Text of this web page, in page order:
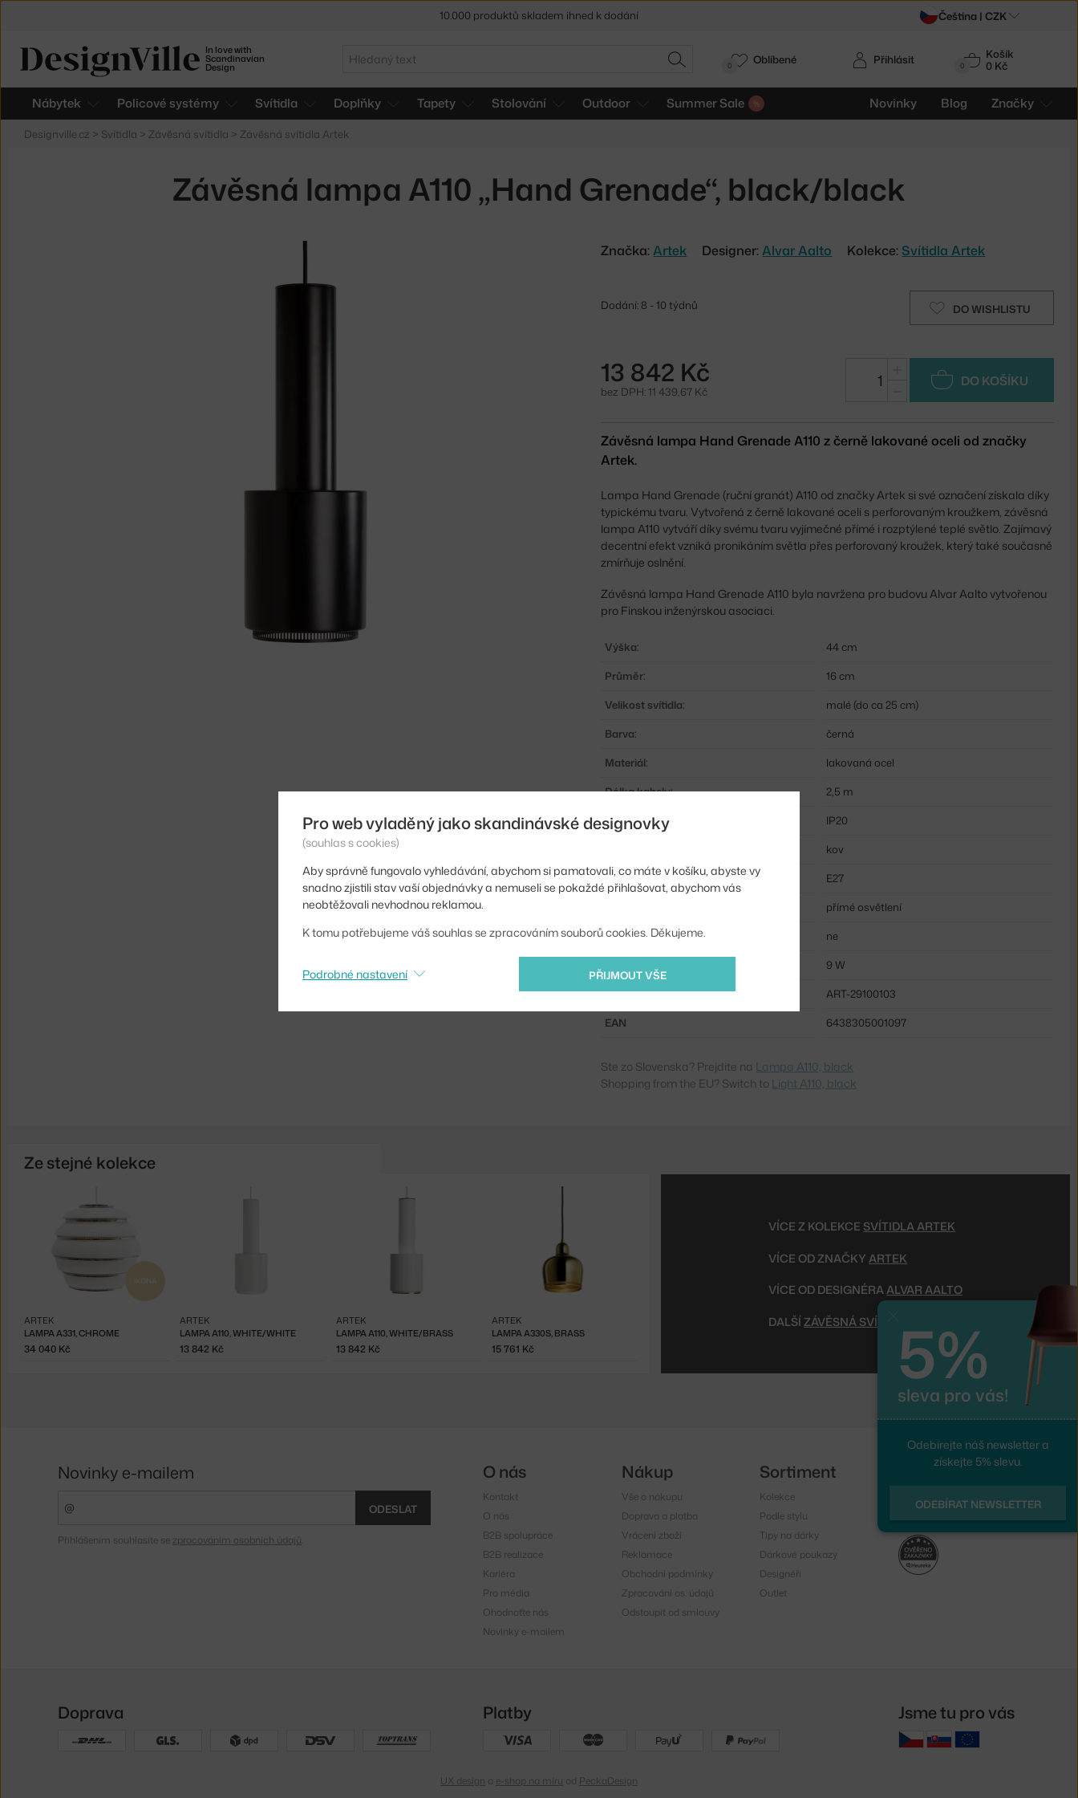
In love with
Scandinavian
Design
Hledat
HLEDAT 0
Košík
0 Kč
Nábytek Policové systémy Svítidla Doplňky Tapety Stolování Outdoor Summer Sale Novinky Blog Značky
Přihlásit
0 Oblíbené
Designville.cz > Svítidla > Závěsná svítidla > Závěsná svítidla Artek
Závěsná lampa A110 „Hand Grenade“, black/black
Značka:Artek Designer:Alvar Aalto Kolekce: Svítidla Artek
DO WISHLISTU
Dodání: 8 - 10 týdnů
13 842 Kč
bez DPH: 11 439,67 Kč
DO KOŠÍKU
Závěsná lampa Hand Grenade A110 z černě lakované oceli od značky
Artek.
Lampa Hand Grenade (ruční granát) A110 od značky Artek si své označení získala díky
typickému tvaru. Vytvořená z černě lakované oceli s perforovaným kroužkem, závěsná
lampa A110 vytváří díky svému tvaru vyjímečné přímé i rozptýlené teplé světlo. Zajímavý
decentní efekt vzniká pronikáním světla přes perforovaný kroužek, který také současně
zmírňuje oslnění.
Závěsná lampa Hand Grenade A110 byla navržena pro budovu Alvar Aalto vytvořenou
pro Finskou inženýrskou asociaci.
Výška:
44 cm
Průměr:
16 cm
Velikost svítidla:
malé (do ca 25 cm)
Barva:
černá
Materiál:
lakovaná ocel
Délka kabelu:
2,5 m
Krytí:
IP20
kov
Patice / zdroj:
E27
přímé osvětlení
Zdroj součástí:
ne
9 W
Kód produktu
ART-29100103
EAN
6438305001097
Ste zo Slovenska? Prejdite na Lampa A110, black
Shopping from the EU? Switch to Light A110, black
Ze stejné kolekce
IKONA
LAMPA A331, CHROME
ARTEK
34 040 Kč
LAMPA A110, WHITE/WHITE
ARTEK
13 842 Kč
LAMPA A110, WHITE/BRASS
ARTEK
13 842 Kč
LAMPA A330S, BRASS
ARTEK
15 761 Kč
VÍCE Z KOLEKCE SVÍTIDLA ARTEK
VÍCE OD ZNAČKY ARTEK
VÍCE OD DESIGNÉRAALVAR AALTO
DALŠÍZÁVĚSNÁ SVÍTIDLA
10.000 produktů skladem ihned k dodání Čeština | CZK
Pro web vyladěný jako skandinávské designovky
(souhlas s cookies)
Aby správně fungovalo vyhledávání, abychom si pamatovali, co máte v košíku, abyste vy
snadno zjistili stav vaší objednávky a nemuseli se pokaždé přihlašovat, abychom vás
neobtěžovali nevhodnou reklamou.
K tomu potřebujeme váš souhlas se zpracováním souborů cookies. Děkujeme.
PŘIJMOUT VŠE
Podrobné nastavení
5%
sleva pro vás!
Odebírejte náš newsletter a
získejte 5% slevu.
ODEBÍRAT NEWSLETTER
Novinky e-mailem
ODESLAT
Přihlášením souhlasíte se zpracováním osobních údajů
O nás
Kontakt
O nás
B2B spolupráce
B2B realizace
Kariéra
Pro média
Ohodnoťte nás
Novinky e-mailem
Nákup
Vše o nákupu
Doprava a platba
Vrácení zboží
Reklamace
Obchodní podmínky
Zpracování os. údajů
Odstoupit od smlouvy
Sortiment
Kolekce
Podle stylu
Tipy na dárky
Dárkové poukazy
Designéři
Outlet
Sledujte nás
Doprava Platby Jsme tu pro vás
UX design a e-shop na míru od PeckaDesign